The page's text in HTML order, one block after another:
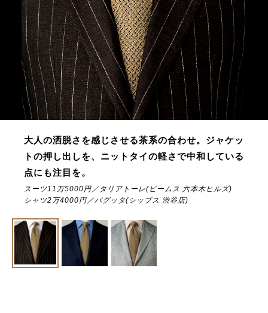
大人の洒脱さを感じさせる茶系の合わせ。ジャケッ
トの押し出しを、ニットタイの軽さで中和している
点にも注目を。
スーツ11万5000円／タリアトーレ(ビームス 六本木ヒルズ)
シャツ2万4000円／バグッタ(シップス 渋谷店)